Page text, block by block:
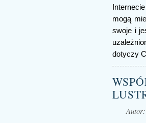
mogą
swoje i
dotyczy
Autor: